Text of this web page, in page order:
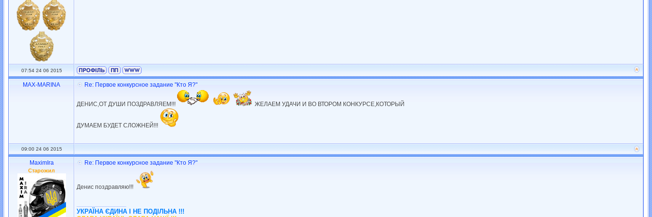
07:54 24 06 2015
MAX-MARINA Re: Первое конкурсное задание "Кто Я?"
ДЕНИС,ОТ ДУШИ ПОЗДРАВЛЯЕМ!!! ЖЕЛАЕМ УДАЧИ И ВО ВТОРОМ КОНКУРСЕ,КОТОРЫЙ
ДУМАЕМ БУДЕТ СЛОЖНЕЙ!!!
09:00 24 06 2015
MaximIra
Старожил
Re: Первое конкурсное задание "Кто Я?"
Денис поздравляю!!!
УКРАЇНА ЄДИНА І НЕ ПОДІЛЬНА !!!